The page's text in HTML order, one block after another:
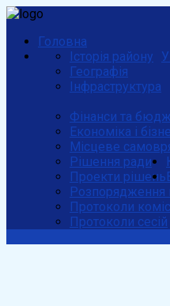
Головна
Історія району
Географія
Інфраструктура
Фінанси та
Економіка і
Місцеве
Рішення ради
Проекти рішень
Розпорядження
Протоколи
Протоколи сесій